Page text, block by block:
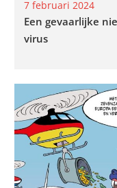
7 februari 2024
Een gevaarlijke
virus